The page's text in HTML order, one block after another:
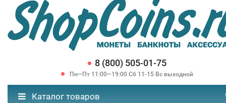
8 (800) 505-01-75
Пн—Пт 11:00—19:00 Сб 11-15 Вс выходной
Каталог товаров